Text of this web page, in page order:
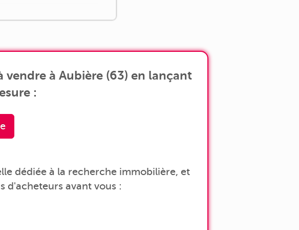
à Aubière (63) en lançant
:
dédiée à la recherche immobilière, et
d'acheteurs avant vous :